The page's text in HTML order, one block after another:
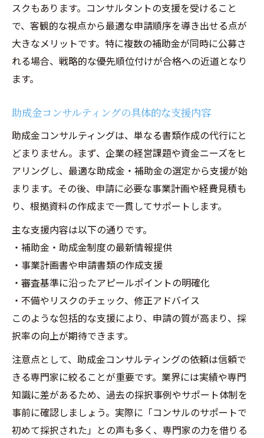
スクもあります。コンサルタントの支援を受けること
で、客観的な視点から最適な申請順序を導き出せる点が
大きなメリットです。特に複数の補助金が同時に公募さ
れる場合、戦略的な優先順位付けが合格への近道となり
ます。
助成金コンサルティングの具体的な支援内容
助成金コンサルティングは、単なる書類作成の代行にと
どまりません。まず、企業の経営課題や資金ニーズをヒ
アリングし、最適な助成金・補助金の選定から支援が始
まります。その後、申請に必要な事業計画や経費見積も
り、根拠資料の作成まで一貫してサポートします。
主な支援内容は以下の通りです。
・補助金・助成金制度の最新情報提供
・事業計画書や申請書類の作成支援
・審査基準に沿ったアピールポイントの明確化
・不備やリスクのチェック、修正アドバイス
このような包括的な支援により、申請の質が高まり、採
択率の向上が期待できます。
注意点として、助成金コンサルティングの依頼は信頼で
きる専門家に絞ることが重要です。業界には実績や専門
知識に差があるため、過去の採択事例やサポート体制を
事前に確認しましょう。実際に「コンサルのサポートで
初めて採択された」との声も多く、専門家の力を借りる